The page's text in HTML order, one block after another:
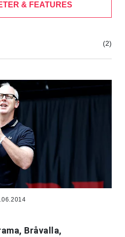
& FEATURES
(2)
Bråvalla,